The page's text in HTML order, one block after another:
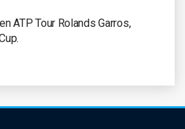
ATP Tour Rolands Garros,